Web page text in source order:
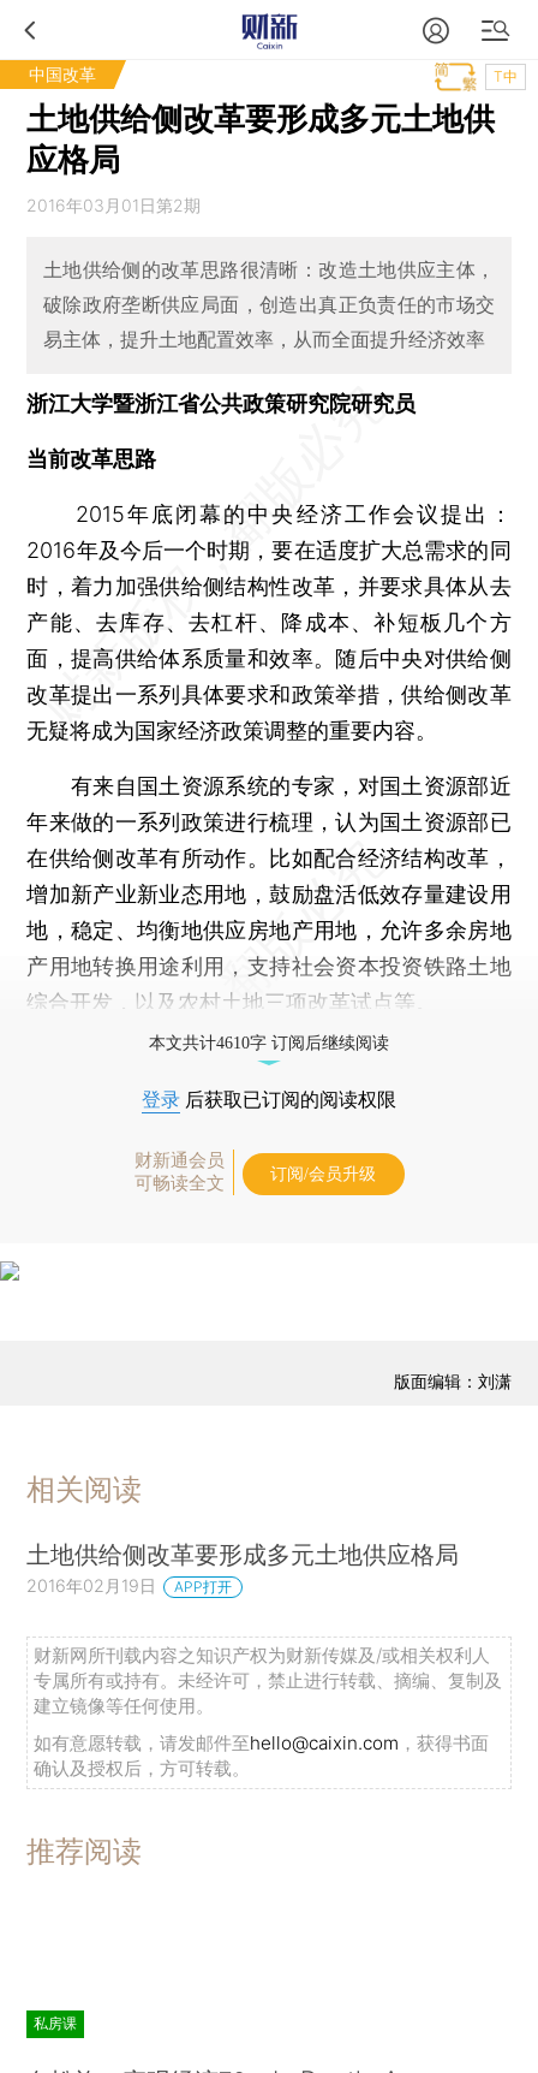
中国改革 T中
土地供给侧改革要形成多元土地供
应格局
2016年03月01日第2期
土地供给侧的改革思路很清晰：改造土地供应主体，
破除政府垄断供应局面，创造出真正负责任的市场交
易主体，提升土地配置效率，从而全面提升经济效率
浙江大学暨浙江省公共政策研究院研究员
当前改革思路
2015年底闭幕的中央经济工作会议提出：
2016年及今后一个时期，要在适度扩大总需求的同
时，着力加强供给侧结构性改革，并要求具体从去
产能、去库存、去杠杆、降成本、补短板几个方
面，提高供给体系质量和效率。随后中央对供给侧
改革提出一系列具体要求和政策举措，供给侧改革
无疑将成为国家经济政策调整的重要内容。
有来自国土资源系统的专家，对国土资源部近
年来做的一系列政策进行梳理，认为国土资源部已
在供给侧改革有所动作。比如配合经济结构改革，
增加新产业新业态用地，鼓励盘活低效存量建设用
地，稳定、均衡地供应房地产用地，允许多余房地
产用地转换用途利用，支持社会资本投资铁路土地
综合开发，以及农村土地三项改革试点等。
本文共计4610字 订阅后继续阅读
登录 后获取已订阅的阅读权限
财新通会员
可畅读全文
订阅/会员升级
版面编辑：刘潇
相关阅读
土地供给侧改革要形成多元土地供应格局
2016年02月19日 APP打开
财新网所刊载内容之知识产权为财新传媒及/或相关权利人
专属所有或持有。未经许可，禁止进行转载、摘编、复制及
建立镜像等任何使用。
如有意愿转载，请发邮件至hello@caixin.com ，获得书面
确认及授权后，方可转载。
推荐阅读
私房课